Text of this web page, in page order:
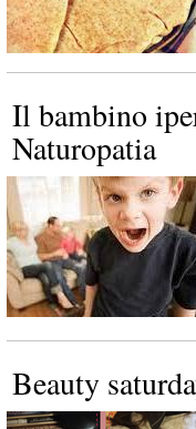
Il bambino
Naturopatia
Beauty